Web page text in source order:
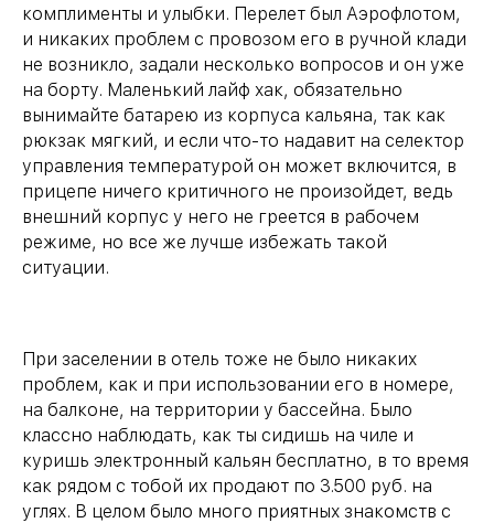
комплименты и улыбки. Перелет был Аэрофлотом,
и никаких проблем с провозом его в ручной клади
не возникло, задали несколько вопросов и он уже
на борту. Маленький лайф хак, обязательно
вынимайте батарею из корпуса кальяна, так как
рюкзак мягкий, и если что-то надавит на селектор
управления температурой он может включится, в
прицепе ничего критичного не произойдет, ведь
внешний корпус у него не греется в рабочем
режиме, но все же лучше избежать такой
ситуации.
При заселении в отель тоже не было никаких
проблем, как и при использовании его в номере,
на балконе, на территории у бассейна. Было
классно наблюдать, как ты сидишь на чиле и
куришь электронный кальян бесплатно, в то время
как рядом с тобой их продают по 3.500 руб. на
углях. В целом было много приятных знакомств с